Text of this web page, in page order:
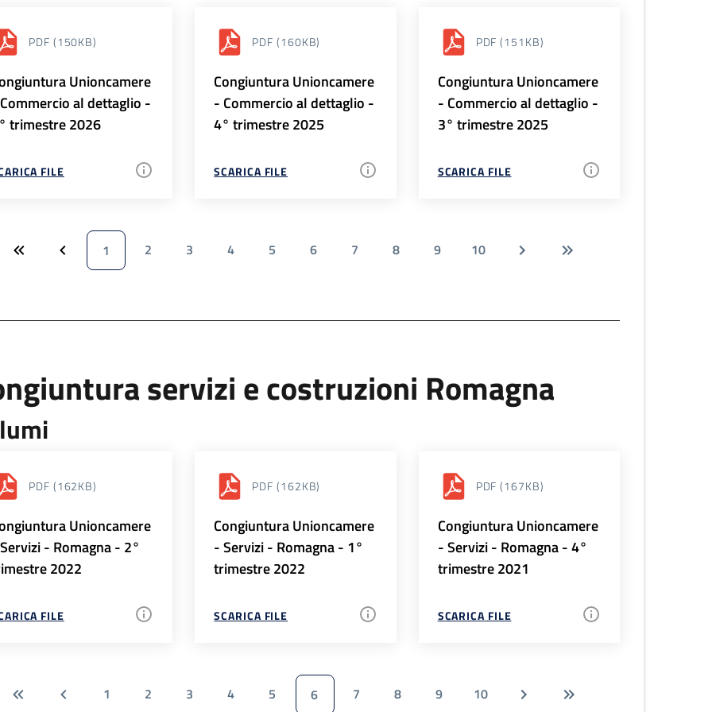
PDF (150KB)
Unioncamere
al dettaglio -
trimestre 2026
FILE
PDF (160KB)
Congiuntura Unioncamere
- Commercio al dettaglio -
4° trimestre 2025
SCARICA FILE
PDF (151KB)
Congiuntura Unioncamere
- Commercio al dettaglio -
3° trimestre 2025
SCARICA FILE
1 2 3 4 5 6 7 8 9 10
servizi e costruzioni Romagna
PDF (162KB)
Unioncamere
- Romagna - 2°
2022
FILE
PDF (162KB)
Congiuntura Unioncamere
- Servizi - Romagna - 1°
trimestre 2022
SCARICA FILE
PDF (167KB)
Congiuntura Unioncamere
- Servizi - Romagna - 4°
trimestre 2021
SCARICA FILE
1 2 3 4 5 6 7 8 9 10